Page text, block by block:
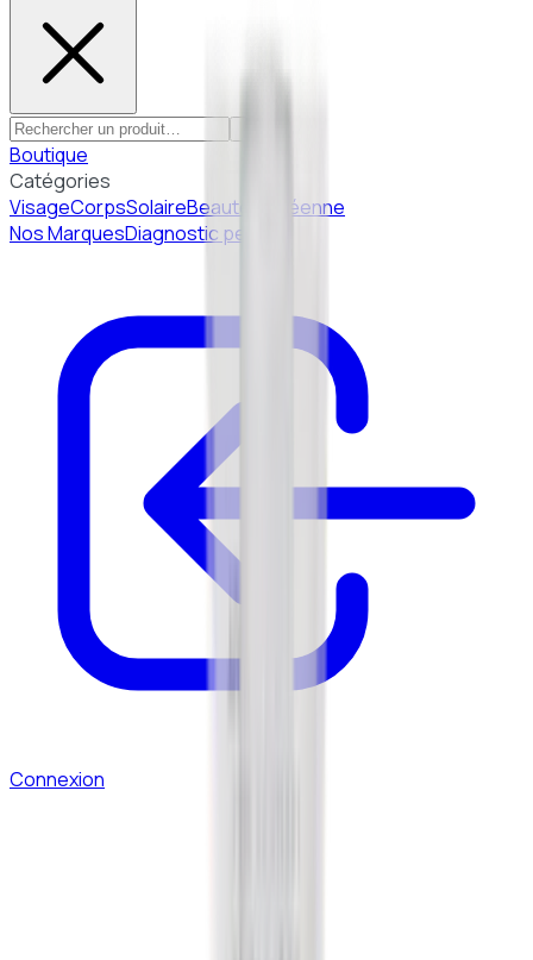
Boutique
Catégories
VisageCorpsSolaireBeauté Coréenne
Nos MarquesDiagnostic peau
Connexion